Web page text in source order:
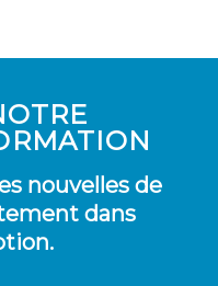
nouvelles de
dans